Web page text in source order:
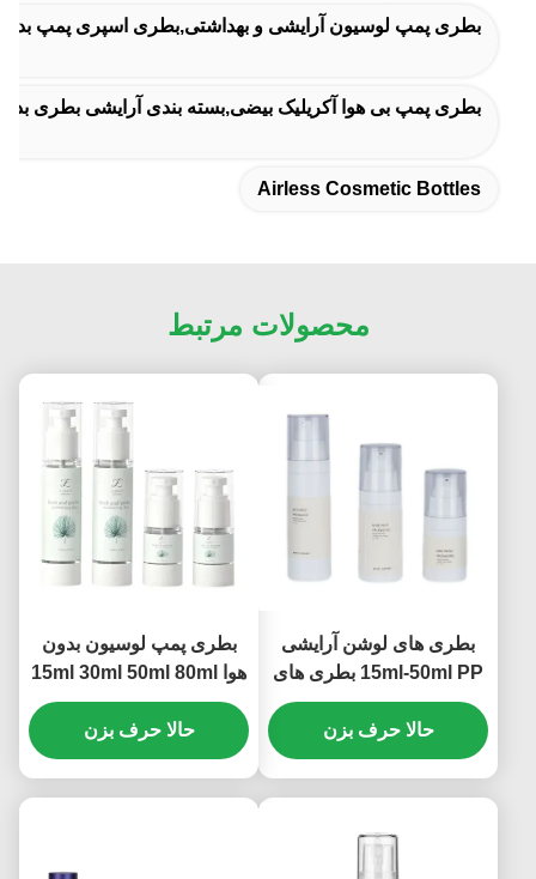
بطری پمپ لوسیون آرایشی و بهداشتی,بطری اسپری پمپ
بطری پمپ بی هوا آکریلیک بیضی,بسته بندی آرایشی بطری بدون هوا 30 میلی لیتری,بطری پمپ بدون هوای 50 میلی لیتری
Airless Cosmetic Bottles
محصولات مرتبط
بطری های لوشن آرایشی
15ml-50ml PP بطری های
پمپ خالی بدون هوا با اندازه
های متعدد (MC-243)
حالا حرف بزن
بطری پمپ لوسیون بدون
هوا 15ml 30ml 50ml 80ml
100ml 120ml چاپ سیلک
(MC-230)
حالا حرف بزن